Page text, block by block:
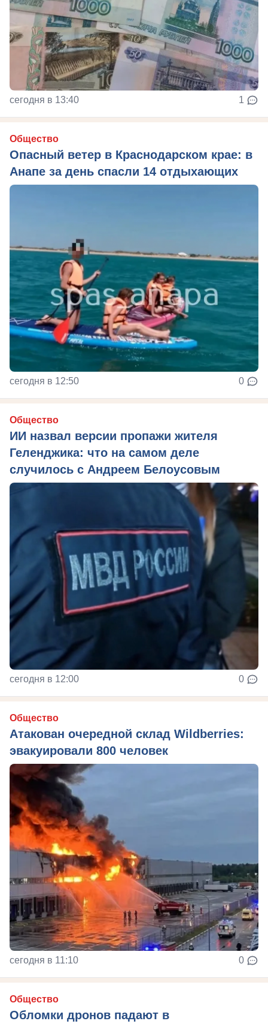
сегодня в 13:40 1
Общество
Опасный ветер в Краснодарском крае: в
Анапе за день спасли 14 отдыхающих
сегодня в 12:50 0
Общество
ИИ назвал версии пропажи жителя
Геленджика: что на самом деле
случилось с Андреем Белоусовым
сегодня в 12:00 0
Общество
Атакован очередной склад Wildberries:
эвакуировали 800 человек
сегодня в 11:10 0
Общество
Обломки дронов падают в